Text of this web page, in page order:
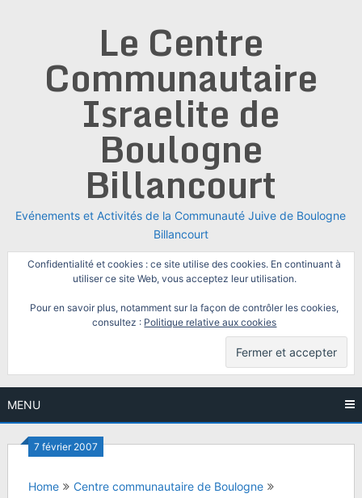
Le Centre
Communautaire
Israelite de
Boulogne
Billancourt
Evénements et Activités de la Communauté Juive de Boulogne
Billancourt
Confidentialité et cookies : ce site utilise des cookies. En continuant à
utiliser ce site Web, vous acceptez leur utilisation.
Pour en savoir plus, notamment sur la façon de contrôler les cookies,
consultez : Politique relative aux cookies
MENU
7 février 2007
Home
Centre communautaire de Boulogne